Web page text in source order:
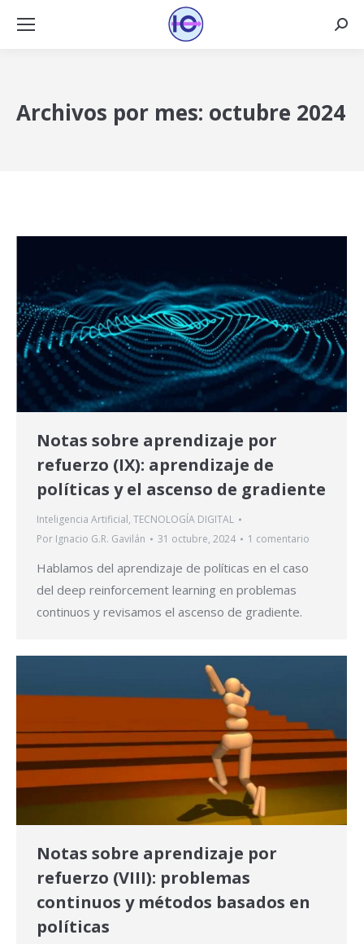
Archivos por mes: octubre 2024
Notas sobre aprendizaje por
refuerzo (IX): aprendizaje de
políticas y el ascenso de gradiente
Inteligencia Artificial, TECNOLOGÍA DIGITAL
Por Ignacio G.R. Gavilán 31 octubre, 2024 1 comentario
Hablamos del aprendizaje de políticas en el caso
del deep reinforcement learning en problemas
continuos y revisamos el ascenso de gradiente.
Notas sobre aprendizaje por
refuerzo (VIII): problemas
continuos y métodos basados en
políticas